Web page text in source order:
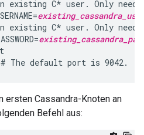
existing C* user. Only
existing C* user. Only
# The default port is 9042.
ersten Cassandra-Knoten an
Befehl aus: